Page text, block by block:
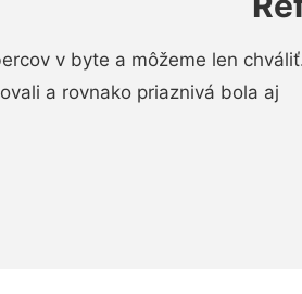
v byte a môžeme len
a rovnako priaznivá bola aj